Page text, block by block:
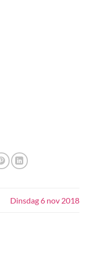
Dinsdag 6 nov 2018